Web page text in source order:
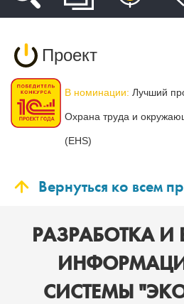
Проект
В номинации: Лучший
Охрана труда и
(EHS)
Вернуться ко всем
РАЗРАБОТКА И
СИСТЕМЫ